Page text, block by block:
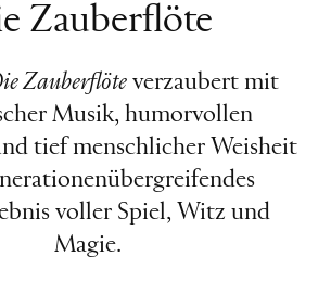
Zauberflöte
Zauberflöteverzaubert mit
Musik, humorvollen
tief menschlicher Weisheit
voller Spiel, Witz und
Magie.